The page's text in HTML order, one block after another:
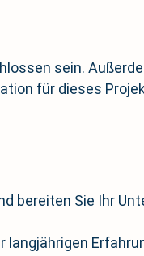
sein.
für dieses
bereiten Sie Ihr